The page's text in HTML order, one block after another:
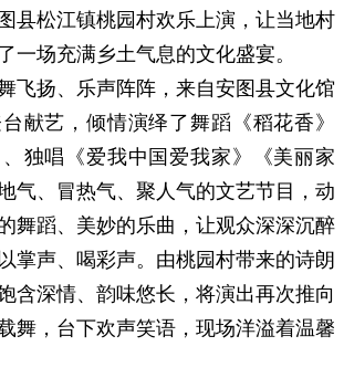
县松江镇桃园村欢乐上演，让当地村
一场充满乡土气息的文化盛宴。
飞扬、乐声阵阵，来自安图县文化馆
献艺，倾情演绎了舞蹈《稻花香》
、独唱《爱我中国爱我家》《美丽家
气、冒热气、聚人气的文艺节目，动
舞蹈、美妙的乐曲，让观众深深沉醉
掌声、喝彩声。由桃园村带来的诗朗
含深情、韵味悠长，将演出再次推向
舞，台下欢声笑语，现场洋溢着温馨